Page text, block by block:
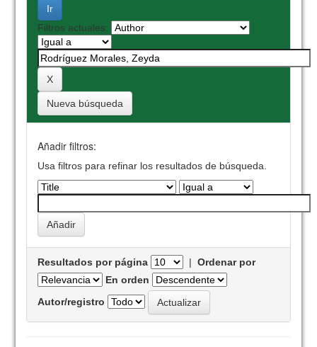
Filtros actuales:
Nueva búsqueda
Añadir filtros:
Usa filtros para refinar los resultados de búsqueda.
Resultados por página |Ordenar por
En orden
Autor/registro